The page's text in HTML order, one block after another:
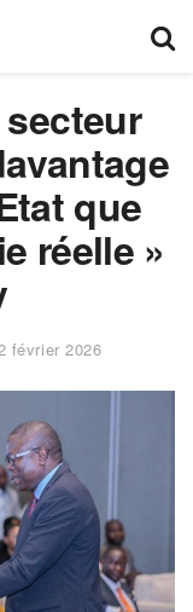
que
réelle »
février 2026